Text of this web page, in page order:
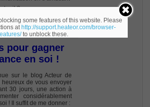
?
pour gagner
en soi !
sur le blog Acteur de
de vous envoyer
30 jours, une action à
considérablement
! Il suffit de me donner :
some features of this website. Please
at http://support.heateor.com/browser-
to unblock these.